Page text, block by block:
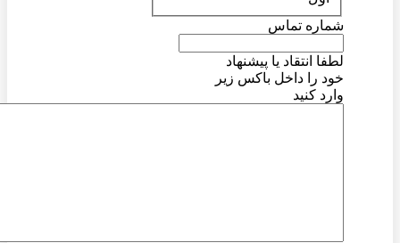
شماره تماس
لطفا انتقاد یا پیشنهاد
خود را داخل باکس زیر
وارد کنید